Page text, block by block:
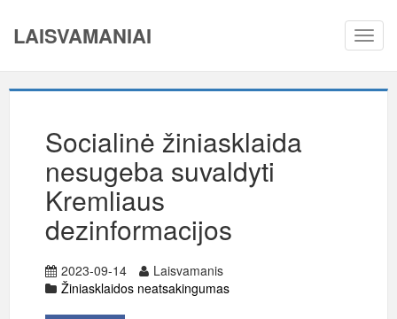
LAISVAMANIAI
Socialinė žiniasklaida
nesugeba suvaldyti
Kremliaus
dezinformacijos
2023-09-14
Laisvamanis
Žiniasklaidos neatsakingumas